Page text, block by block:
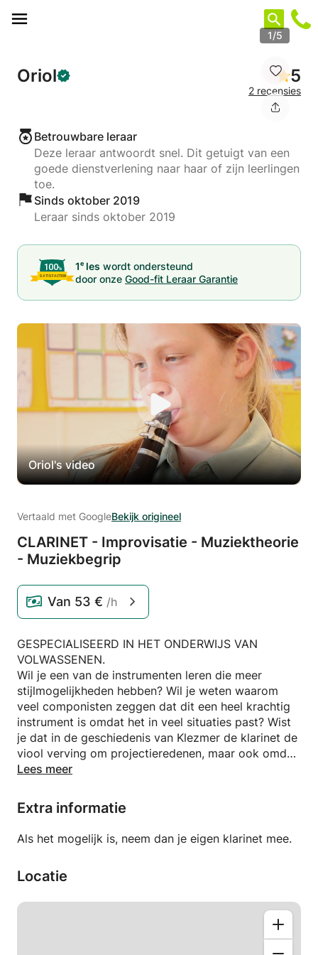
1/5
Oriol 5
2 recensies
Betrouwbare leraar
Deze leraar antwoordt snel. Dit getuigt van een
goede dienstverlening naar haar of zijn leerlingen
toe.
Sinds oktober 2019
Leraar sinds oktober 2019
1e les wordt ondersteund
door onze Good-fit Leraar Garantie
Oriol's video
Vertaald met GoogleBekijk origineel
CLARINET - Improvisatie - Muziektheorie
- Muziekbegrip
Van 53 € /h
GESPECIALISEERD IN HET ONDERWIJS VAN
VOLWASSENEN.
Wil je een van de instrumenten leren die meer
stijlmogelijkheden hebben? Wil je weten waarom
veel componisten zeggen dat dit een heel krachtig
instrument is omdat het in veel situaties past? Wist
je dat in de geschiedenis van Klezmer de klarinet de
viool verving om projectieredenen, maar ook omdat
hij perfect in staat was om de menselijke stem te
wereld van de klarinet ontdekken?
Een van mijn prioriteiten als muzikant is het geluid.
Ik geloof dat je met een mooi en persoonlijk geluid
over te brengen, ongeacht de moeilijkheidsgraad of
bewustwording van wat mooi is voor de leerling en
wat niet. Vervolgens ontwikkelen we door middel
Lees meer
Extra informatie
Als het mogelijk is, neem dan je eigen klarinet mee.
Locatie